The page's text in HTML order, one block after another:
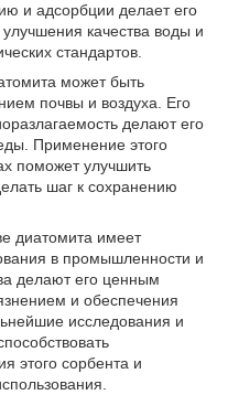
и адсорбции делает его
качества воды и
стандартов.
может быть
почвы и воздуха. Его
делают его
Применение этого
поможет улучшить
шаг к сохранению
диатомита имеет
в промышленности и
делают его ценным
и обеспечения
исследования и
этого сорбента и